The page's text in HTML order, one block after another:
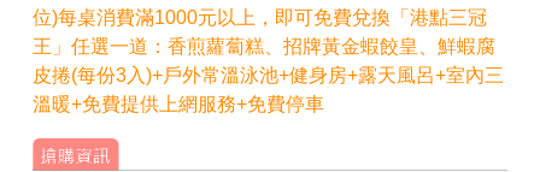
位)每桌消費滿1000元以上，即可免費兌換「港點三冠
王」任選一道：香煎蘿蔔糕、招牌黃金蝦餃皇、鮮蝦腐
皮捲(每份3入)+戶外常溫泳池+健身房+露天風呂+室內三
溫暖+免費提供上網服務+免費停車